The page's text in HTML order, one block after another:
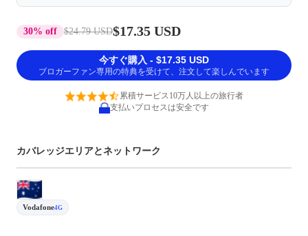
30% off $24.79 USD$17.35 USD
今すぐ購入 - $17.35 USD
ブロガーファン専用の特典を受けて、注文して楽しんでいます
累積サービス10万人以上の旅行者
支払いプロセスは安全です
カバレッジエリアとネットワーク
Vodafone4G